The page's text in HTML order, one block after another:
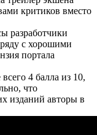
критиков вместо
разработчики
с хорошими
портала
4 балла из 10,
что
изданий авторы в